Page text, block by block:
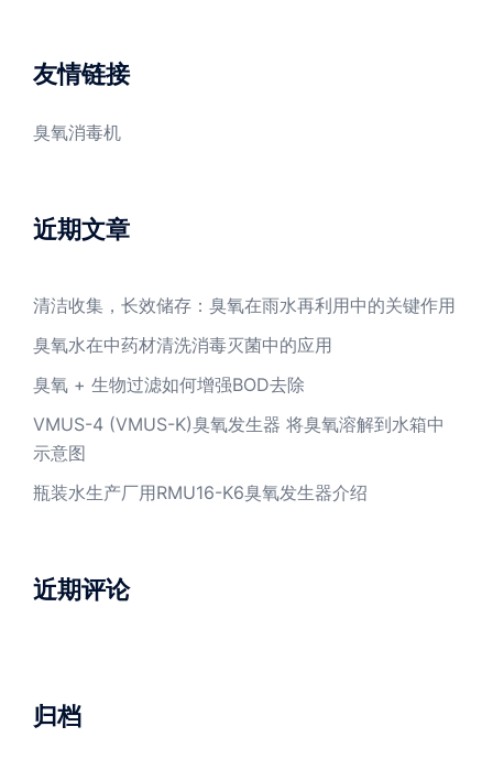
友情链接
臭氧消毒机
近期文章
清洁收集，长效储存：臭氧在雨水再利用中的关键作用
臭氧水在中药材清洗消毒灭菌中的应用
臭氧 + 生物过滤如何增强BOD去除
VMUS-4 (VMUS-K)臭氧发生器 将臭氧溶解到水箱中
示意图
瓶装水生产厂用RMU16-K6臭氧发生器介绍
近期评论
归档